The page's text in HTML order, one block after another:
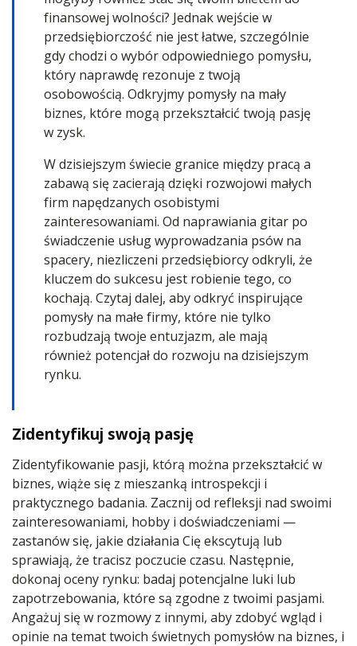
finansowej wolności? Jednak wejście w
przedsiębiorczość nie jest łatwe, szczególnie
gdy chodzi o wybór odpowiedniego pomysłu,
który naprawdę rezonuje z twoją
osobowością. Odkryjmy pomysły na mały
biznes, które mogą przekształcić twoją pasję
w zysk.
W dzisiejszym świecie granice między pracą a
zabawą się zacierają dzięki rozwojowi małych
firm napędzanych osobistymi
zainteresowaniami. Od naprawiania gitar po
świadczenie usług wyprowadzania psów na
spacery, niezliczeni przedsiębiorcy odkryli, że
kluczem do sukcesu jest robienie tego, co
kochają. Czytaj dalej, aby odkryć inspirujące
pomysły na małe firmy, które nie tylko
rozbudzają twoje entuzjazm, ale mają
również potencjał do rozwoju na dzisiejszym
rynku.
Zidentyfikuj swoją pasję
Zidentyfikowanie pasji, którą można przekształcić w
biznes, wiąże się z mieszanką introspekcji i
praktycznego badania. Zacznij od refleksji nad swoimi
zainteresowaniami, hobby i doświadczeniami —
zastanów się, jakie działania Cię ekscytują lub
sprawiają, że tracisz poczucie czasu. Następnie,
dokonaj oceny rynku: badaj potencjalne luki lub
zapotrzebowania, które są zgodne z twoimi pasjami.
Angażuj się w rozmowy z innymi, aby zdobyć wgląd i
opinie na temat twoich świetnych pomysłów na biznes, i